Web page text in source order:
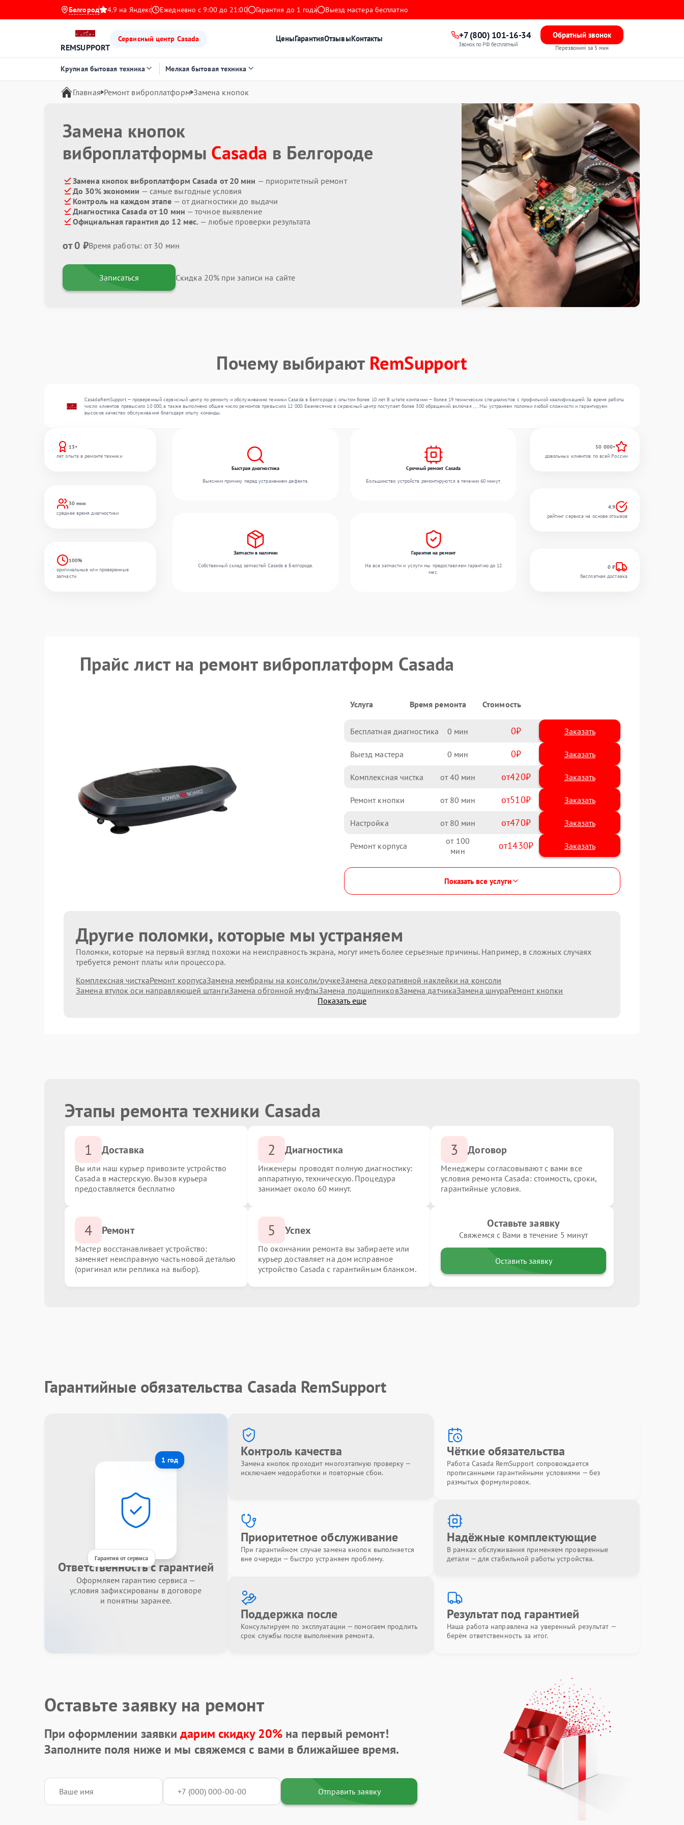
Белгород 4.9 на Яндекс Ежедневно с 9:00 до 21:00 Гарантия до 1 года Выезд мастера бесплатно
REMSUPPORT
Сервисный центр Casada ЦеныГарантияОтзывыКонтакты +7 (800) 101-16-34
Звонок по РФ бесплатный
Обратный звонок
Перезвоним за 5 мин
Крупная бытовая техника Мелкая бытовая техника
Главная Ремонт виброплатформ Замена кнопок
Замена кнопок
виброплатформы Casada в Белгороде
Замена кнопок виброплатформ Casada от 20 мин — приоритетный ремонт
До 30% экономии — самые выгодные условия
Контроль на каждом этапе — от диагностики до выдачи
Диагностика Casada от 10 мин — точное выявление
Официальная гарантия до 12 мес. — любые проверки результата
от 0 ₽Время работы: от 30 мин
Записаться Скидка 20% при записи на сайте
Почему выбирают RemSupport
CasadaRemSupport — проверенный сервисный центр по ремонту и обслуживанию техники Casada в Белгороде с опытом более 10 лет. В штате компании — более 19 технических специалистов с профильной квалификацией. За время работы
число клиентов превысило 10 000, а также выполнено общее число ремонтов превысило 12 000. Ежемесячно в сервисный центр поступает более 300 обращений, включая , , . Мы устраняем поломки любой сложности и гарантируем
высокое качество обслуживания благодаря опыту команды.
13+
лет опыта в ремонте техники
30 мин
среднее время диагностики
100%
оригинальные или проверенные
запчасти
Быстрая диагностика
Выясним причину перед устранением дефекта.
Срочный ремонт Casada
Большинство устройств ремонтируются в течении 60 минут.
Запчасти в наличии
Собственный склад запчастей Casada в Белгороде.
Гарантия на ремонт
На все запчасти и услуги мы предоставляем гарантию до 12
мес.
50 000+
довольных клиентов по всей России
4.9
рейтинг сервиса на основе отзывов
0 ₽
бесплатная доставка
Прайс лист на ремонт виброплатформ Casada
Услуга Время ремонта Стоимость
Бесплатная диагностика 0 0 Заказать
Выезд мастера 0 0 Заказать
Комплексная чистка 40 420
Ремонт кнопки 80 510
Настройка 80 470
Ремонт корпуса 100 1430
Показать все услуги
Другие поломки, которые мы устраняем
Поломки, которые на первый взгляд похожи на неисправность экрана, могут иметь более серьезные причины. Например, в сложных случаях
требуется ремонт платы или процессора.
Комплексная чисткаРемонт корпусаЗамена мембраны на консоли/ручкеЗамена декоративной наклейки на консоли
Замена втулок оси направляющей штангиЗамена обгонной муфтыЗамена подшипниковЗамена датчикаЗамена шнураРемонт кнопки
Показать еще
Этапы ремонта техники Casada
1 Доставка
Вы или наш курьер привозите устройство
Casada в мастерскую. Вызов курьера
предоставляется бесплатно
2 Диагностика
Инженеры проводят полную диагностику:
аппаратную, техническую. Процедура
занимает около 60 минут.
3 Договор
Менеджеры согласовывают с вами все
условия ремонта Casada: стоимость, сроки,
гарантийные условия.
4 Ремонт
Мастер восстанавливает устройство:
заменяет неисправную часть новой деталью
(оригинал или реплика на выбор).
5 Успех
По окончании ремонта вы забираете или
курьер доставляет на дом исправное
устройство Casada с гарантийным бланком.
Оставьте заявку
Свяжемся с Вами в течение 5 минут
Оставить заявку
Гарантийные обязательства Casada RemSupport
1 год
Гарантия от сервиса
Ответственность с гарантией
Оформляем гарантию сервиса —
условия зафиксированы в договоре
и понятны заранее.
Контроль качества
Замена кнопок проходит многоэтапную проверку —
исключаем недоработки и повторные сбои.
Чёткие обязательства
Работа Casada RemSupport сопровождается
прописанными гарантийными условиями — без
размытых формулировок.
Приоритетное обслуживание
При гарантийном случае замена кнопок выполняется
вне очереди — быстро устраняем проблему.
Надёжные комплектующие
В рамках обслуживания применяем проверенные
детали — для стабильной работы устройства.
Поддержка после
Консультируем по эксплуатации — помогаем продлить
срок службы после выполнения ремонта.
Результат под гарантией
Наша работа направлена на уверенный результат —
берём ответственность за итог.
Оставьте заявку на ремонт
При оформлении заявкидарим скидку 20%на первый ремонт!
Заполните поля ниже и мы свяжемся с вами в ближайшее время.
Отправить заявку